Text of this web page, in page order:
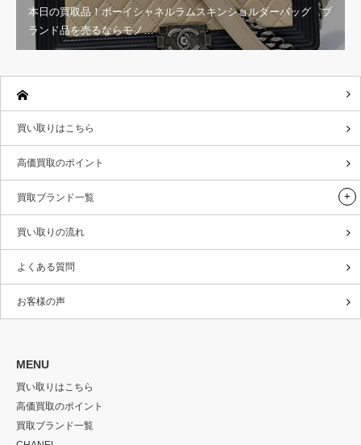
本日の買取品！ボーイシャネルラムスキンショルダーバッグ ブ
ランド品を売るならモノ…
買い取りはこちら
高価買取のポイント
買取ブランド一覧
買い取りの流れ
よくある質問
お客様の声
MENU
買い取りはこちら
高価買取のポイント
買取ブランド一覧